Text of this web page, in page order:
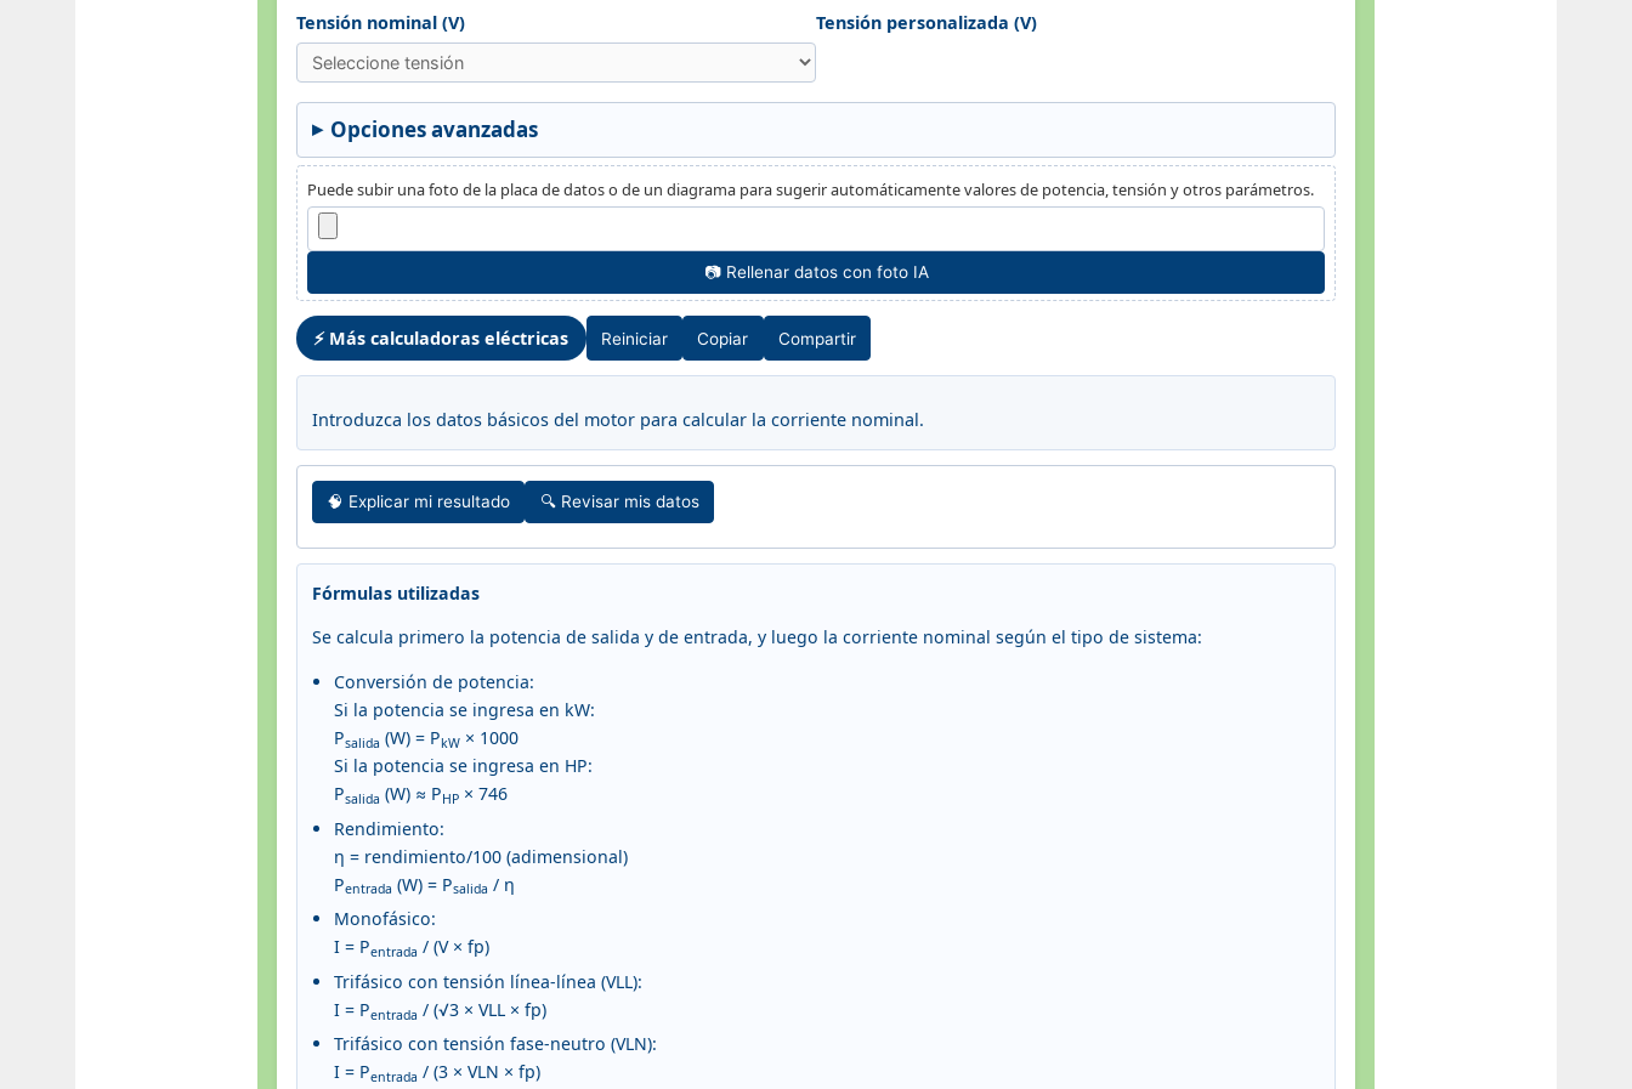
Tensión nominal (V) Tensión personalizada (V)
Opciones avanzadas
Puede subir una foto de la placa de datos o de un diagrama para sugerir automáticamente valores de potencia, tensión y otros parámetros.
📷 Rellenar datos con foto IA
⚡ Más calculadoras eléctricas Reiniciar Copiar Compartir
Introduzca los datos básicos del motor para calcular la corriente nominal.
🧠 Explicar mi resultado 🔍 Revisar mis datos
Fórmulas utilizadas
Se calcula primero la potencia de salida y de entrada, y luego la corriente nominal según el tipo de sistema:
Conversión de potencia:
Si la potencia se ingresa en kW:
Psalida (W) = PkW× 1000
Si la potencia se ingresa en HP:
Psalida (W) ≈ PHP× 746
Rendimiento:
η = rendimiento/100 (adimensional)
Pentrada (W) = Psalida / η
Monofásico:
I = Pentrada / (V × fp)
Trifásico con tensión línea-línea (VLL):
I = Pentrada / (√3 × VLL × fp)
Trifásico con tensión fase-neutro (VLN):
I = Pentrada / (3 × VLN × fp)